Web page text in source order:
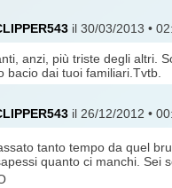
il 30/03/2013 •
anzi, più triste degli altri.
dai tuoi familiari.Tvtb.
il 26/12/2012 •
tanto tempo da quel
quanto ci manchi. Sei